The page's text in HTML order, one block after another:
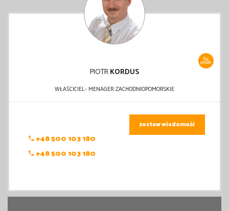
84
OFERT
PIOTRKORDUS
WŁAŚCICIEL- MENAGER ZACHODNIOPOMORSKIE
+48 500 103 180
+48 500 103 180
zostaw wiadomość